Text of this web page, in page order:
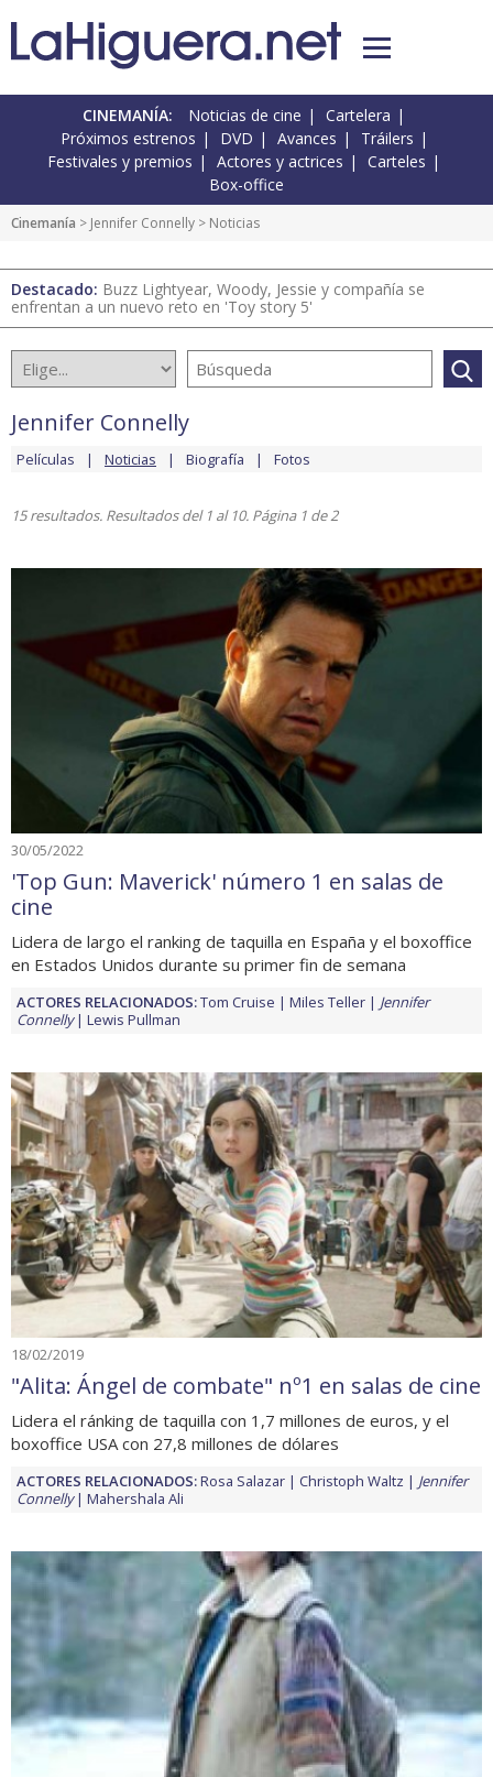
CINEMANÍA: Noticias de cine
Cartelera
Próximos estrenos
DVD Avances
Tráilers
Festivales y premios
Actores y actrices
Carteles
Box-office
Cinemanía > Jennifer Connelly > Noticias
Destacado: Buzz Lightyear, Woody, Jessie y compañía se
enfrentan a un nuevo reto en 'Toy story 5'
Jennifer Connelly
Películas Noticias Biografía Fotos
15 resultados. Resultados del 1 al 10. Página 1 de 2
30/05/2022
'Top Gun: Maverick' número 1 en salas de
cine
Lidera de largo el ranking de taquilla en España y el boxoffice
en Estados Unidos durante su primer fin de semana
ACTORES RELACIONADOS:Tom Cruise Miles Teller
Jennifer
Connelly
Lewis Pullman
18/02/2019
"Alita: Ángel de combate" nº1 en salas de cine
Lidera el ránking de taquilla con 1,7 millones de euros, y el
boxoffice USA con 27,8 millones de dólares
ACTORES RELACIONADOS:Rosa Salazar Christoph Waltz
Jennifer
Connelly
Mahershala Ali